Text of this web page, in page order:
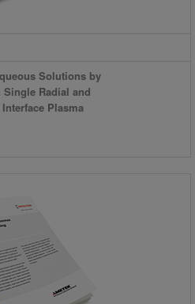
Solutions by
Single Radial and
Plasma